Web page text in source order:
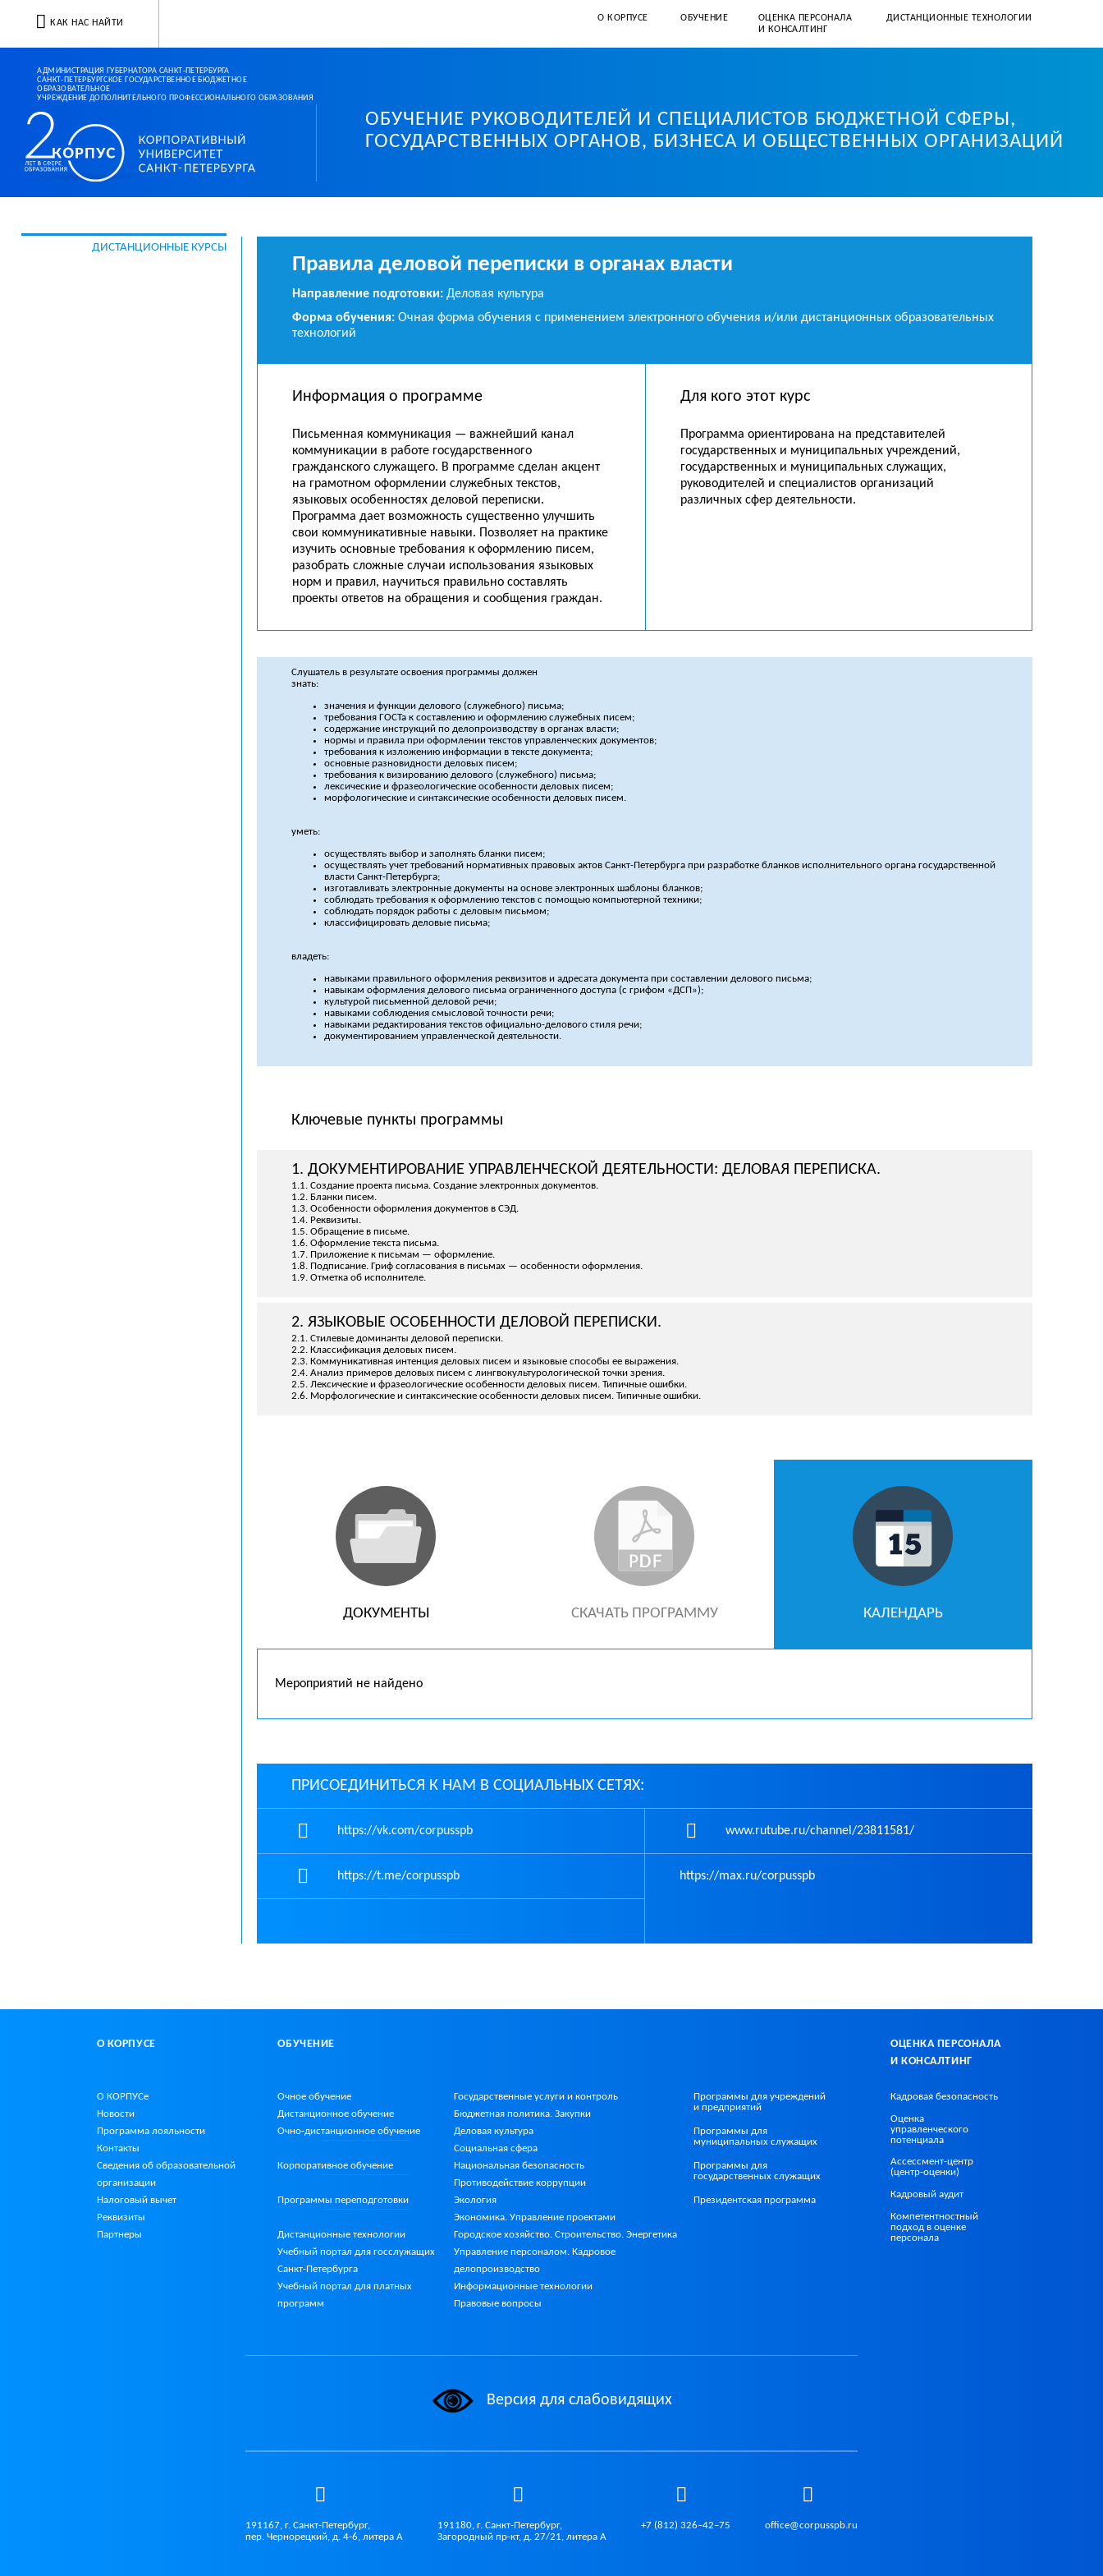
АДМИНИСТРАЦИЯ ГУБЕРНАТОРА САНКТ-ПЕТЕРБУРГА
САНКТ-ПЕТЕРБУРГСКОЕ ГОСУДАРСТВЕННОЕ БЮДЖЕТНОЕ
ОБРАЗОВАТЕЛЬНОЕ
УЧРЕЖДЕНИЕ ДОПОЛНИТЕЛЬНОГО ПРОФЕССИОНАЛЬНОГО ОБРАЗОВАНИЯ
Корпоративный университет Санкт-Петербурга
ОБУЧЕНИЕ РУКОВОДИТЕЛЕЙ И СПЕЦИАЛИСТОВ БЮДЖЕТНОЙ СФЕРЫ,
ГОСУДАРСТВЕННЫХ ОРГАНОВ, БИЗНЕСА И ОБЩЕСТВЕННЫХ ОРГАНИЗАЦИЙ
КАК НАС НАЙТИ
О КОРПУСЕ ОБУЧЕНИЕ
ОЦЕНКА ПЕРСОНАЛА
И КОНСАЛТИНГ
ДИСТАНЦИОННЫЕ ТЕХНОЛОГИИ
+7 (812) 331–57–41
Правила деловой переписки в органах власти
Направление подготовки:Деловая культура
Форма обучения:Очная форма обучения с применением электронного обучения и/или дистанционных образовательных
технологий
Информация о программе
Письменная коммуникация — важнейший канал
коммуникации в работе государственного
гражданского служащего. В программе сделан акцент
на грамотном оформлении служебных текстов,
языковых особенностях деловой переписки.
Программа дает возможность существенно улучшить
свои коммуникативные навыки. Позволяет на практике
изучить основные требования к оформлению писем,
разобрать сложные случаи использования языковых
норм и правил, научиться правильно составлять
проекты ответов на обращения и сообщения граждан.
Для кого этот курс
Программа ориентирована на представителей
государственных и муниципальных учреждений,
государственных и муниципальных служащих,
руководителей и специалистов организаций
различных сфер деятельности.
Слушатель в результате освоения программы должен
знать:
значения и функции делового (служебного) письма;
требования ГОСТа к составлению и оформлению служебных писем;
содержание инструкций по делопроизводству в органах власти;
нормы и правила при оформлении текстов управленческих документов;
требования к изложению информации в тексте документа;
основные разновидности деловых писем;
требования к визированию делового (служебного) письма;
лексические и фразеологические особенности деловых писем;
морфологические и синтаксические особенности деловых писем.
уметь:
осуществлять выбор и заполнять бланки писем;
осуществлять учет требований нормативных правовых актов Санкт-Петербургапри разработке бланков исполнительного органа государственной
власти Санкт-Петербурга;
изготавливать электронные документы на основе электронных шаблоны бланков;
соблюдать требования к оформлению текстов с помощью компьютерной техники;
соблюдать порядок работы с деловым письмом;
классифицировать деловые письма;
владеть:
навыками правильного оформления реквизитов и адресата документа при составлении делового письма;
навыкам оформления делового письма ограниченного доступа (с грифом «ДСП»);
культурой письменной деловой речи;
навыками соблюдения смысловой точности речи;
навыками редактирования текстов официально-деловогостиля речи;
документированием управленческой деятельности.
Ключевые пункты программы
1. ДОКУМЕНТИРОВАНИЕ УПРАВЛЕНЧЕСКОЙ ДЕЯТЕЛЬНОСТИ: ДЕЛОВАЯ ПЕРЕПИСКА.
1.1. Создание проекта письма. Создание электронных документов.
1.2. Бланки писем.
1.3. Особенности оформления документов в СЭД.
1.4. Реквизиты.
1.5. Обращение в письме.
1.6. Оформление текста письма.
1.7. Приложение к письмам — оформление.
1.8. Подписание. Гриф согласования в письмах — особенности оформления.
1.9. Отметка об исполнителе.
2. ЯЗЫКОВЫЕ ОСОБЕННОСТИ ДЕЛОВОЙ ПЕРЕПИСКИ.
2.1. Стилевые доминанты деловой переписки.
2.2. Классификация деловых писем.
2.3. Коммуникативная интенция деловых писем и языковые способы ее выражения.
2.4. Анализ примеров деловых писем с лингвокультурологической точки зрения.
2.5. Лексические и фразеологические особенности деловых писем. Типичные ошибки.
2.6. Морфологические и синтаксические особенности деловых писем. Типичные ошибки.
ДОКУМЕНТЫ СКАЧАТЬ ПРОГРАММУ КАЛЕНДАРЬ
Мероприятий не найдено
ПРИСОЕДИНИТЬСЯ К НАМ В СОЦИАЛЬНЫХ СЕТЯХ:
https://vk.com/corpusspb www.rutube.ru/channel/23811581/
https://t.me/corpusspb https://max.ru/corpusspb
ДИСТАНЦИОННЫЕ КУРСЫ
О КОРПУСЕ
О КОРПУСе
Новости
Программа лояльности
Контакты
Сведения об образовательной
организации
Налоговый вычет
Реквизиты
Партнеры
ОБУЧЕНИЕ
Очное обучение
Дистанционное обучение
Очно-дистанционное обучение
Корпоративное обучение
Программы переподготовки
Дистанционные технологии
Учебный портал для госслужащих
Санкт-Петербурга
Учебный портал для платных
программ
Государственные услуги и контроль
Бюджетная политика. Закупки
Деловая культура
Социальная сфера
Национальная безопасность
Противодействие коррупции
Экология
Экономика. Управление проектами
Городское хозяйство. Строительство. Энергетика
Управление персоналом. Кадровое
делопроизводство
Информационные технологии
Правовые вопросы
Программы для учреждений
и предприятий
Программы для
муниципальных служащих
Программы для
государственных служащих
Президентская программа
ОЦЕНКА ПЕРСОНАЛА
И КОНСАЛТИНГ
Кадровая безопасность
Оценка
управленческого
потенциала
Ассессмент-центр
(центр-оценки)
Кадровый аудит
Компетентностный
подход в оценке
персонала
Версия для слабовидящих
191167, г. Санкт-Петербург,
пер. Чернорецкий, д. 4-6, литера А
191180, г. Санкт-Петербург,
Загородный пр-кт, д. 27/21, литера А
+7 (812) 326–42–75 office@corpusspb.ru